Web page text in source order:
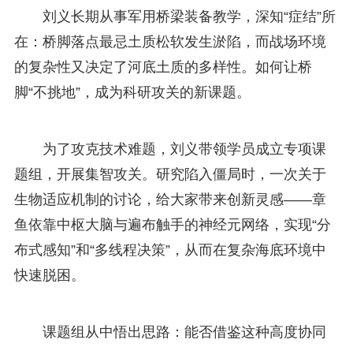
刘义长期从事军用桥梁装备教学，深知“症结”所
在：桥脚落点最忌土质松软发生淤陷，而战场环境
的复杂性又决定了河底土质的多样性。如何让桥
脚“不挑地”，成为科研攻关的新课题。
为了攻克技术难题，刘义带领学员成立专项课
题组，开展集智攻关。研究陷入僵局时，一次关于
生物适应机制的讨论，给大家带来创新灵感——章
鱼依靠中枢大脑与遍布触手的神经元网络，实现“分
布式感知”和“多线程决策”，从而在复杂海底环境中
快速脱困。
课题组从中悟出思路：能否借鉴这种高度协同